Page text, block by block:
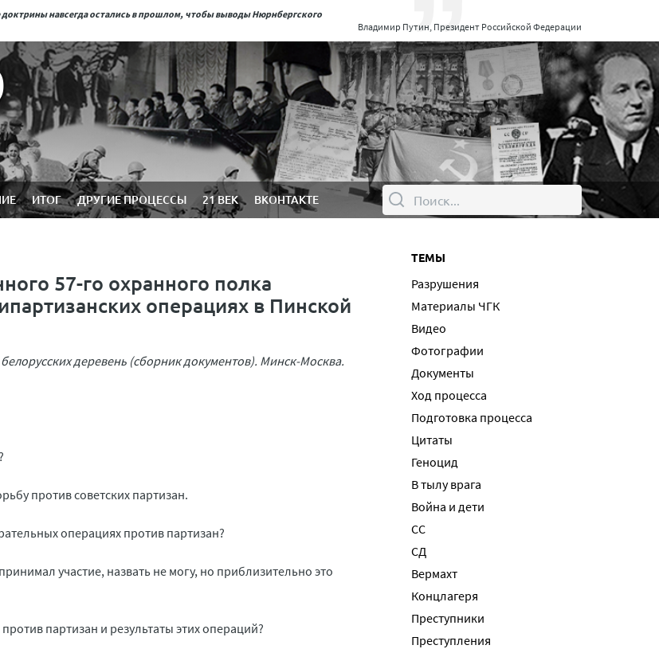
навсегда остались в прошлом, чтобы выводы Нюрнбергского
Владимир Путин, Президент Российской Федерации
ИТОГ ДРУГИЕ ПРОЦЕССЫ 21 ВЕК ВКОНТАКТЕ
57-го охранного полка
операциях в Пинской
деревень (сборник документов). Минск-Москва.
против советских партизан.
операциях против партизан?
участие, назвать не могу, но приблизительно это
партизан и результаты этих операций?
ТЕМЫ
Разрушения
Материалы ЧГК
Видео
Фотографии
Документы
Ход процесса
Подготовка процесса
Цитаты
Геноцид
В тылу врага
Война и дети
СС
СД
Вермахт
Концлагеря
Преступники
Преступления